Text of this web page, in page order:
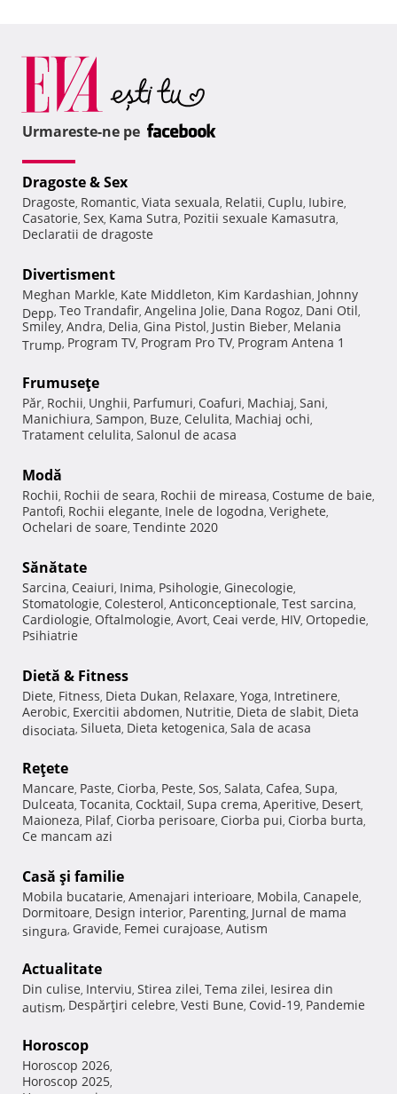
Urmareste-ne pe
Dragoste & Sex
Dragoste, Romantic, Viata sexuala, Relatii, Cuplu, Iubire,
Casatorie, Sex, Kama Sutra, Pozitii sexuale Kamasutra,
Declaratii de dragoste
Divertisment
Meghan Markle, Kate Middleton, Kim Kardashian, Johnny
Depp, Teo Trandafir, Angelina Jolie, Dana Rogoz, Dani Otil,
Smiley, Andra, Delia, Gina Pistol, Justin Bieber, Melania
Trump, Program TV, Program Pro TV, Program Antena 1
Frumuseţe
Păr, Rochii, Unghii, Parfumuri, Coafuri, Machiaj, Sani,
Manichiura, Sampon, Buze, Celulita, Machiaj ochi,
Tratament celulita, Salonul de acasa
Modă
Rochii, Rochii de seara, Rochii de mireasa, Costume de baie,
Pantofi, Rochii elegante, Inele de logodna, Verighete,
Ochelari de soare, Tendinte 2020
Sănătate
Sarcina, Ceaiuri, Inima, Psihologie, Ginecologie,
Stomatologie, Colesterol, Anticonceptionale, Test sarcina,
Cardiologie, Oftalmologie, Avort, Ceai verde, HIV, Ortopedie,
Psihiatrie
Dietă & Fitness
Diete, Fitness, Dieta Dukan, Relaxare, Yoga, Intretinere,
Aerobic, Exercitii abdomen, Nutritie, Dieta de slabit, Dieta
disociata, Silueta, Dieta ketogenica, Sala de acasa
Reţete
Mancare, Paste, Ciorba, Peste, Sos, Salata, Cafea, Supa,
Dulceata, Tocanita, Cocktail, Supa crema, Aperitive, Desert,
Maioneza, Pilaf, Ciorba perisoare, Ciorba pui, Ciorba burta,
Ce mancam azi
Casă şi familie
Mobila bucatarie, Amenajari interioare, Mobila, Canapele,
Dormitoare, Design interior, Parenting, Jurnal de mama
singura, Gravide, Femei curajoase, Autism
Actualitate
Din culise, Interviu, Stirea zilei, Tema zilei, Iesirea din
autism, Despărţiri celebre, Vesti Bune, Covid-19, Pandemie
Horoscop
Horoscop 2026,
Horoscop 2025,